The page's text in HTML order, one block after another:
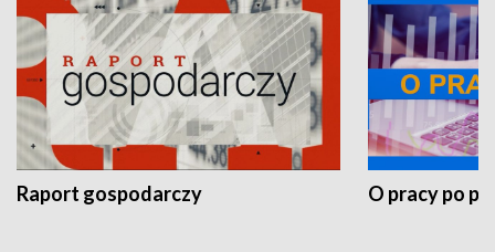
Raport gospodarczy O pracy po